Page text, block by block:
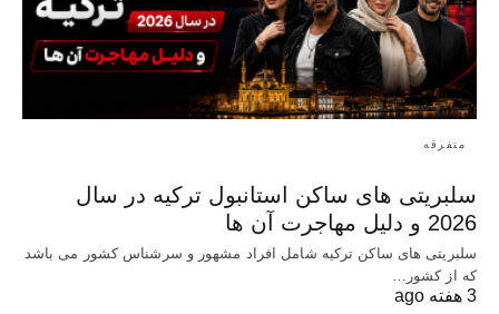
متفرقه
سلبریتی های ساکن استانبول ترکیه در سال
2026 و دلیل مهاجرت آن ها
سلبریتی های ساکن ترکیه شامل افراد مشهور و سرشناس کشور می باشد
که از کشور…
3 هفته ago